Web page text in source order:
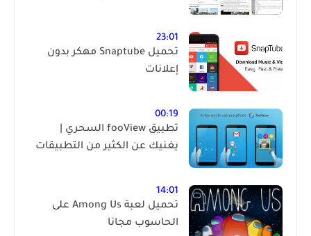
23:01
تحميل Snaptube مهكر بدون
إعلانات
00:19
تطبيق fooView السحري |
يغنيك عن الكثير من التطبيقات
14:01
تحميل لعبة Among Us على
الحاسوب مجانا